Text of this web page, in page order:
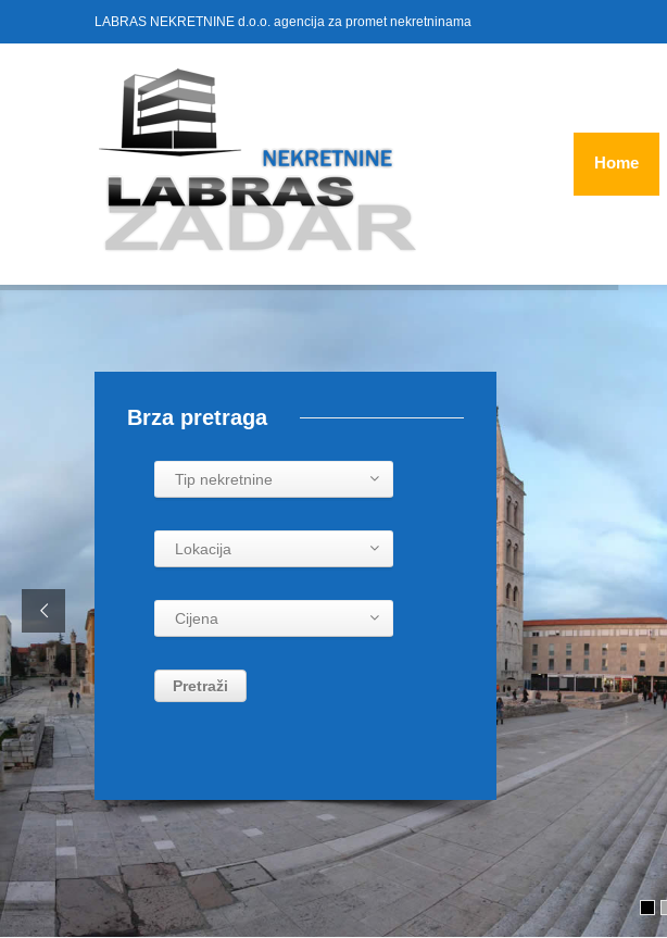
LABRAS NEKRETNINE d.o.o. agencija za promet nekretninama
Home
Brza pretraga
Tip nekretnine
Lokacija
Cijena